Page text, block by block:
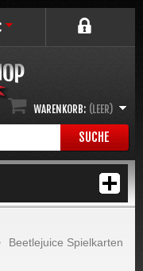
SUCHE
WARENKORB: (LEER)
Beetlejuice Spielkarten